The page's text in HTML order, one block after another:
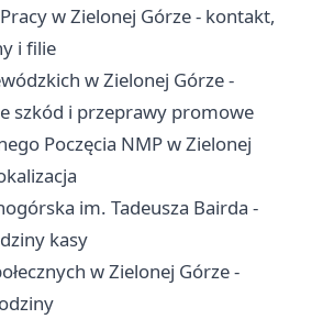
w Zielonej Górze - kontakt,
i filie
w Zielonej Górze -
szkód i przeprawy promowe
Poczęcia NMP w Zielonej
im. Tadeusza Bairda -
kasy
w Zielonej Górze -